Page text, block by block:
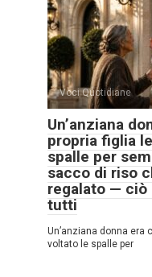
Voci Quotidiane
Un’anziana
propria figlia
spalle per
sacco di riso
regalato — ciò
tutti
Un’anziana donna era
voltato le spalle per